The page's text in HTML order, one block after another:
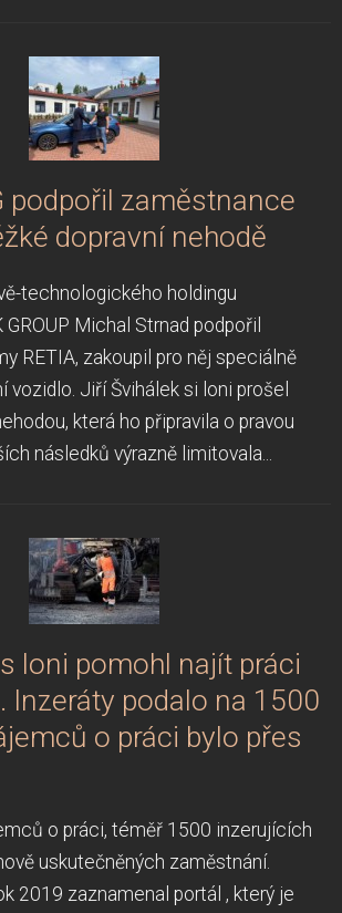
podpořil zaměstnance
dopravní nehodě
technologického holdingu
GROUP Michal Strnad podpořil
RETIA, zakoupil pro něj speciálně
vozidlo. Jiří Švihálek si loni prošel
která ho připravila o pravou
následků výrazně limitovala...
loni pomohl najít práci
Inzeráty podalo na 1500
o práci bylo přes
o práci, téměř 1500 inzerujících
uskutečněných zaměstnání.
2019 zaznamenal portál , který je